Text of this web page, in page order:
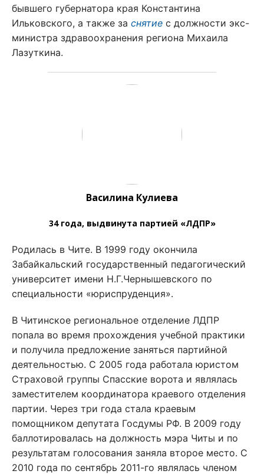
бывшего губернатора края Константина
Ильковского, а также за снятие с должности экс-
министра здравоохранения региона Михаила
Лазуткина.
Василина Кулиева
34 года, выдвинута партией «ЛДПР»
Родилась в Чите. В 1999 году окончила
Забайкальский государственный педагогический
университет имени Н.Г.Чернышевского по
специальности «юриспруденция».
В Читинское региональное отделение ЛДПР
попала во время прохождения учебной практики
и получила предложение заняться партийной
деятельностью. С 2005 года работала юристом
Страховой группы Спасские ворота и являлась
заместителем координатора краевого отделения
партии. Через три года стала краевым
помощником депутата Госдумы РФ. В 2009 году
баллотировалась на должность мэра Читы и по
результатам голосования заняла второе место. С
2010 года по сентябрь 2011-го являлась членом